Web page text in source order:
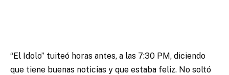
“El Idolo” tuiteó horas antes, a las 7:30 PM, diciendo
que tiene buenas noticias y que estaba feliz. No soltó